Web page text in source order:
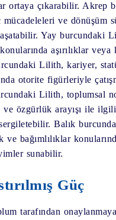
ortaya çıkarabilir. Akrep
ve dönüşüm
Yay burcundaki
aşırılıklar veya
Lilith, kariyer,
otorite figürleriyle
Lilith, toplumsal
özgürlük arayışı ile
Balık
ve bağımlılıklar
sunabilir.
Güç
tarafından